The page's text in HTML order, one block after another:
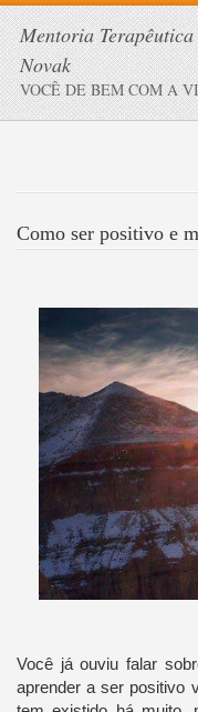
Mentoria
Novak
VOCÊ DE BEM COM A
Como ser positivo e
Você já ouviu falar
aprender a ser positivo